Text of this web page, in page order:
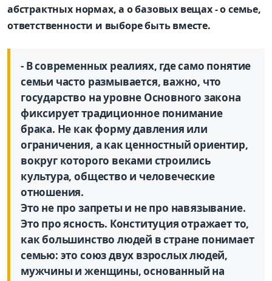
абстрактных нормах, а о базовых вещах - о семье,
ответственности и выборе быть вместе.
- В современных реалиях, где само понятие
семьи часто размывается, важно, что
государство на уровне Основного закона
фиксирует традиционное понимание
брака. Не как форму давления или
ограничения, а как ценностный ориентир,
вокруг которого веками строились
культура, общество и человеческие
отношения.
Это не про запреты и не про навязывание.
Это про ясность. Конституция отражает то,
как большинство людей в стране понимает
семью: это союз двух взрослых людей,
мужчины и женщины, основанный на